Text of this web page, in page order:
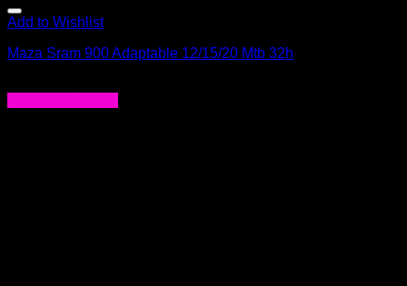
Add to Wishlist
Maza Sram 900 Adaptable 12/15/20 Mtb 32h